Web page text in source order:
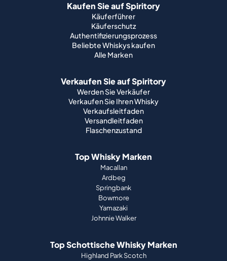
Kaufen Sie auf Spiritory
Käuferführer
Käuferschutz
Authentifizierungsprozess
Beliebte Whiskys kaufen
Alle Marken
Verkaufen Sie auf Spiritory
Werden Sie Verkäufer
Verkaufen Sie Ihren Whisky
Verkaufsleitfaden
Versandleitfaden
Flaschenzustand
Top Whisky Marken
Macallan
Ardbeg
Springbank
Bowmore
Yamazaki
Johnnie Walker
Top Schottische Whisky Marken
Highland Park Scotch